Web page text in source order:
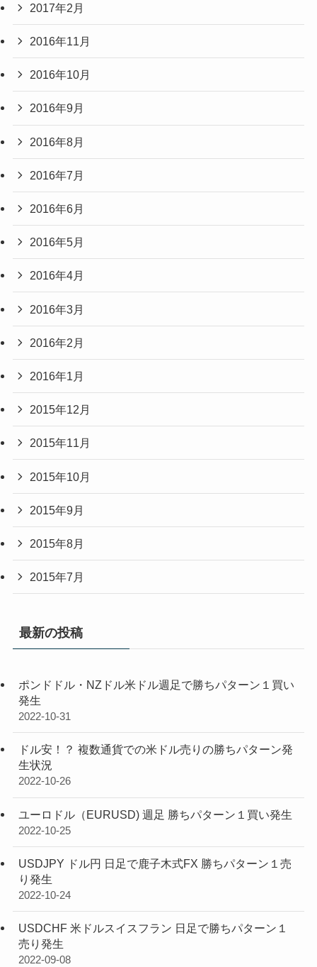
2017年2月
2016年11月
2016年10月
2016年9月
2016年8月
2016年7月
2016年6月
2016年5月
2016年4月
2016年3月
2016年2月
2016年1月
2015年12月
2015年11月
2015年10月
2015年9月
2015年8月
2015年7月
最新の投稿
ポンドドル・NZドル米ドル週足で勝ちパターン１買い
発生
2022-10-31
ドル安！？ 複数通貨での米ドル売りの勝ちパターン発
生状況
2022-10-26
ユーロドル（EURUSD) 週足 勝ちパターン１買い発生
2022-10-25
USDJPY ドル円 日足で鹿子木式FX 勝ちパターン１売
り発生
2022-10-24
USDCHF 米ドルスイスフラン 日足で勝ちパターン１
売り発生
2022-09-08